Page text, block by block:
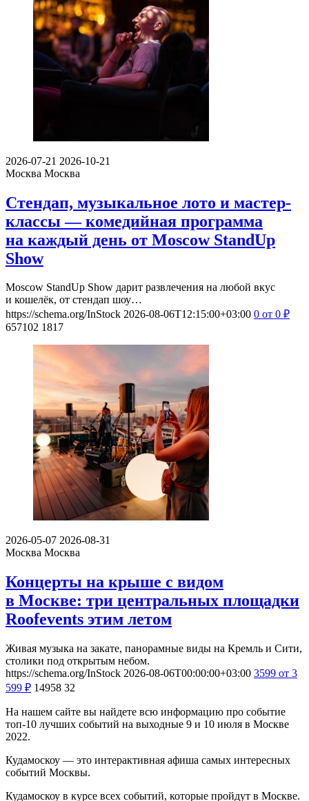
2026-07-21 2026-10-21
Москва Москва
Стендап, музыкальное лото и мастер-
классы — комедийная программа
на каждый день от Moscow StandUp
Show
Moscow StandUp Show дарит развлечения на любой вкус
и кошелёк, от стендап шоу…
https://schema.org/InStock 2026-08-06T12:15:00+03:00 0 от 0 ₽
657102 1817
2026-05-07 2026-08-31
Москва Москва
Концерты на крыше с видом
в Москве: три центральных площадки
Roofevents этим летом
Живая музыка на закате, панорамные виды на Кремль и Сити,
столики под открытым небом.
https://schema.org/InStock 2026-08-06T00:00:00+03:00 3599 от 3
599 ₽ 14958 32
На нашем сайте вы найдете всю информацию про событие
топ-10 лучших событий на выходные 9 и 10 июля в Москве
2022.
Кудамоскоу — это интерактивная афиша самых интересных
событий Москвы.
Кудамоскоу в курсе всех событий, которые пройдут в Москве.